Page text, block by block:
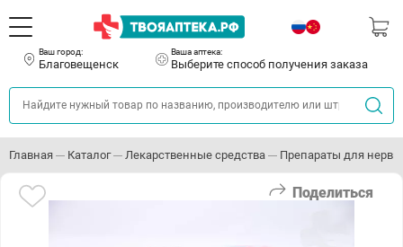
Ваш город:
Благовещенск
Ваша аптека:
Выберите способ получения заказа
Главная Каталог Лекарственные средства Препараты для
Поделиться